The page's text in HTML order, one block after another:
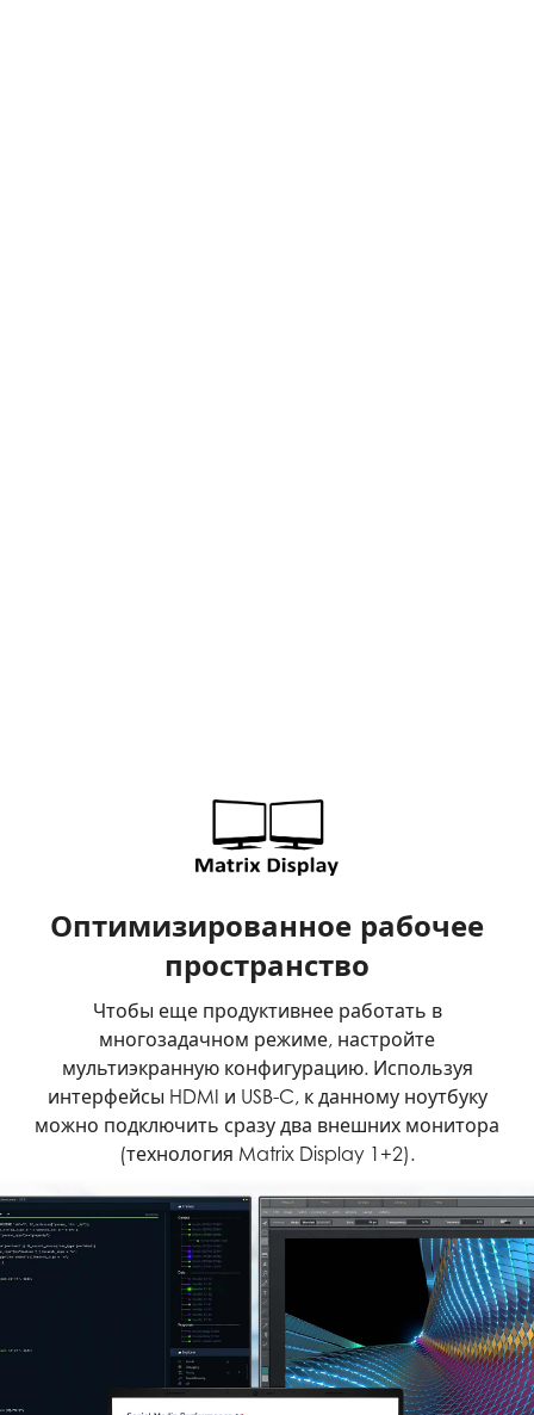
Оптимизированное рабочее
пространство
Чтобы еще продуктивнее работать в
многозадачном режиме, настройте
мультиэкранную конфигурацию. Используя
интерфейсы HDMI и USB-C, к данному ноутбуку
можно подключить сразу два внешних монитора
(технология Matrix Display 1+2).